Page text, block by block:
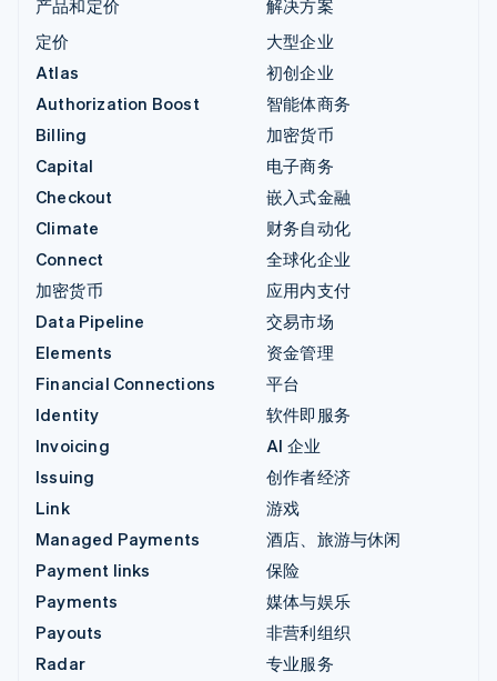
产品和定价
定价
Atlas
Authorization Boost
Billing
Capital
Checkout
Climate
Connect
加密货币
Data Pipeline
Elements
Financial Connections
Identity
Invoicing
Issuing
Link
Managed Payments
Payment links
Payments
Payouts
Radar
解决方案
大型企业
初创企业
智能体商务
加密货币
电子商务
嵌入式金融
财务自动化
全球化企业
应用内支付
交易市场
资金管理
平台
软件即服务
AI 企业
创作者经济
游戏
酒店、旅游与休闲
保险
媒体与娱乐
非营利组织
专业服务